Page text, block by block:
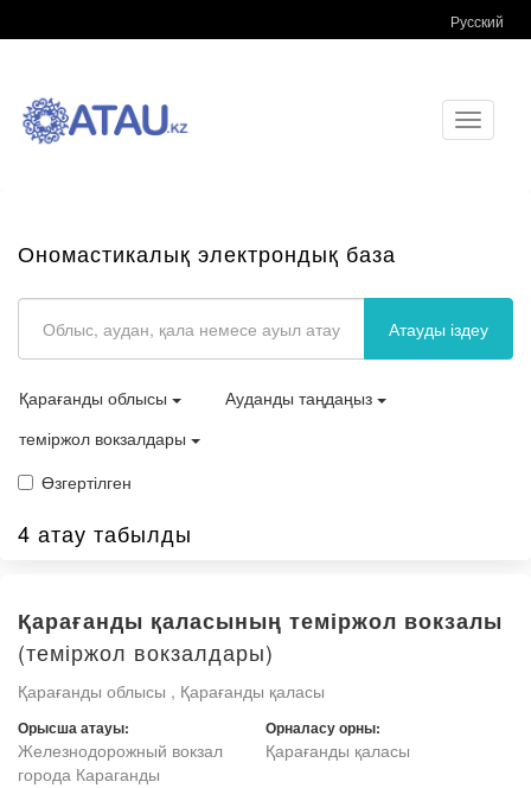
Русский
Toggle
Ономастикалық электрондық база
Атауды іздеу
Қарағанды облысы
Ауданды таңдаңыз
теміржол вокзалдары
Өзгертілген
4 атау табылды
Қарағанды қаласының теміржол вокзалы
(теміржол вокзалдары)
Қарағанды облысы , Қарағанды қаласы
Орысша атауы:
Железнодорожный вокзал
города Караганды
Орналасу орны:
Қарағанды қаласы